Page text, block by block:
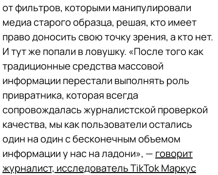
от фильтров, которыми манипулировали
медиа старого образца, решая, кто имеет
право доносить свою точку зрения, а кто нет.
И тут же попали в ловушку. «После того как
традиционные средства массовой
информации перестали выполнять роль
привратника, которая всегда
сопровождалась журналистской проверкой
качества, мы как пользователи остались
один на один с бесконечным объемом
информации у нас на ладони», — говорит
журналист, исследователь TikTok Маркус